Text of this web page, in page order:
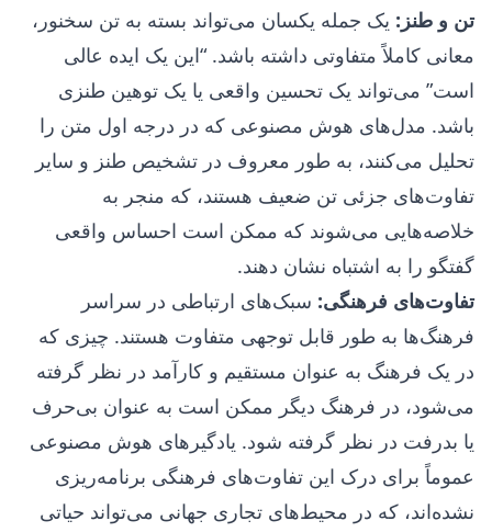
تن و طنز: یک جمله یکسان می‌تواند بسته به تن سخنور،
معانی کاملاً متفاوتی داشته باشد. “این یک ایده عالی
است” می‌تواند یک تحسین واقعی یا یک توهین طنزی
باشد. مدل‌های هوش مصنوعی که در درجه اول متن را
تحلیل می‌کنند، به طور معروف در تشخیص طنز و سایر
تفاوت‌های جزئی تن ضعیف هستند، که منجر به
خلاصه‌هایی می‌شوند که ممکن است احساس واقعی
گفتگو را به اشتباه نشان دهند.
تفاوت‌های فرهنگی: سبک‌های ارتباطی در سراسر
فرهنگ‌ها به طور قابل توجهی متفاوت هستند. چیزی که
در یک فرهنگ به عنوان مستقیم و کارآمد در نظر گرفته
می‌شود، در فرهنگ دیگر ممکن است به عنوان بی‌حرف
یا بدرفت در نظر گرفته شود. یادگیرهای هوش مصنوعی
عموماً برای درک این تفاوت‌های فرهنگی برنامه‌ریزی
نشده‌اند، که در محیط‌های تجاری جهانی می‌تواند حیاتی